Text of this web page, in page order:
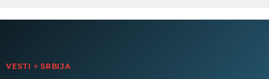
VESTI > SRBIJA